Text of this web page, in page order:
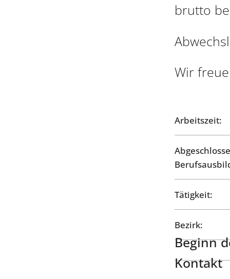
brutto
Wir
Arbeitszeit:
Tätigkeit:
Bezirk:
Beginn
Kontakt